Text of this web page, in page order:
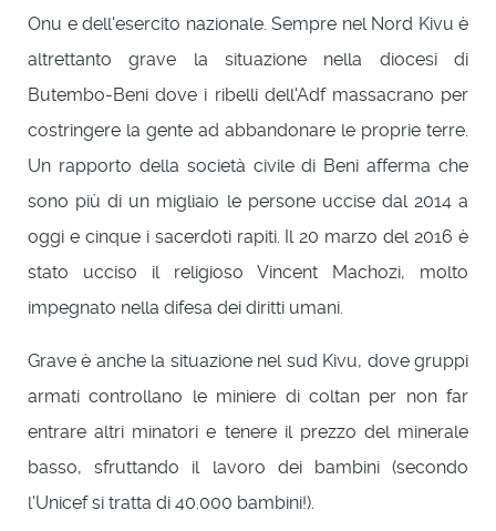
Onu e dell'esercito nazionale. Sempre nel Nord Kivu è
altrettanto grave la situazione nella diocesi di
Butembo-Beni dove i ribelli dell'Adf massacrano per
costringere la gente ad abbandonare le proprie terre.
Un rapporto della società civile di Beni afferma che
sono più di un migliaio le persone uccise dal 2014 a
oggi e cinque i sacerdoti rapiti. Il 20 marzo del 2016 è
stato ucciso il religioso Vincent Machozi, molto
impegnato nella difesa dei diritti umani.
Grave è anche la situazione nel sud Kivu, dove gruppi
armati controllano le miniere di coltan per non far
entrare altri minatori e tenere il prezzo del minerale
basso, sfruttando il lavoro dei bambini (secondo
l'Unicef si tratta di 40.000 bambini!).